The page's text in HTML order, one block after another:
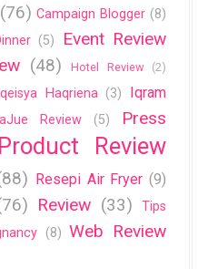
(76) Campaign Blogger (8)
(5)
Event Review
(48) Hotel Review (2)
Iqeisya Haqriena (3)
Iqram
Review (5)
Press
Product Review
Resepi Air Fryer (9)
Review (33)
Tips
(8) Web Review